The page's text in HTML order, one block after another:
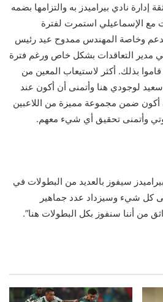
نادي بيراميدز به والتزامها بضمه
مع الإسماعيلي استمرت لفترة
وخاصة المهندس ممدوح عيد رئيس
مدير التعاقدات بشكل خاص ورغم فترة
قاموا بذلك. أكثر لاستيعاب المعين من
سعيد لوجودي هنا وأتمنى أن أكون عند
ضمن مجموعة مميزة من اللاعبين
وأتمنى تحقيق أي شيء معهم.
سيفوز بالعديد من البطولات في
كل شيء وسيزداد عدد جماهير
من أننا سنفوز بكل البطولات هنا”.